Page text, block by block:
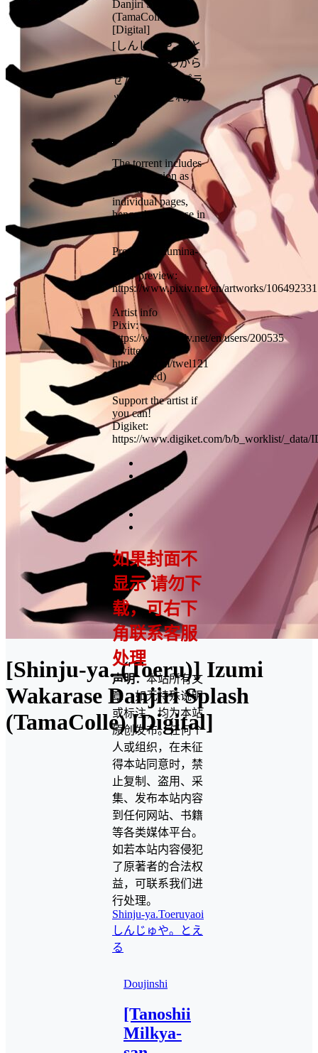
[Shinju-ya. (Toeru)] Izumi
Wakarase Danjiri Splash
(TamaColle) [Digital]
Danjiri Splash
(TamaColle)
[Digital]
[しんじゅや。 (と
える)] 和泉わから
せだんじりスプラ
ッシュ (魂これ)
The torrent includes
a PDF version as
well as the
individual pages,
hence the increase in
Provider: -Lumina-
Pixiv preview:
https://www.pixiv.net/en/artworks/106492331
Artist info
Pixiv:
https://www.pixiv.net/en/users/200535
Twitter (X):
https://x.com/twel121
(suspended)
Support the artist if
you can!
Digiket:
https://www.digiket.com/b/b_worklist/_data/
如果封面不
显示 请勿下
载，可右下
角联系客服
处理
声明：本站所有文
章，如无特殊说明
或标注，均为本站
原创发布。任何个
人或组织，在未征
得本站同意时，禁
止复制、盗用、采
集、发布本站内容
到任何网站、书籍
等各类媒体平台。
如若本站内容侵犯
了原著者的合法权
益，可联系我们进
行处理。
Shinju-ya.Toeruyaoi
しんじゅや。
とえ
る
Doujinshi
[Tanoshii
Milkya-